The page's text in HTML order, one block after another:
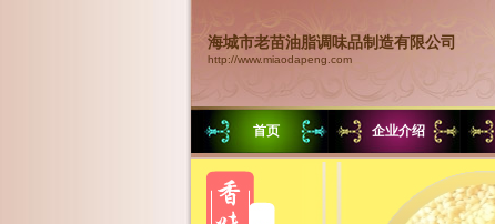
海城市老苗油脂调味品制造有限公司
http://www.miaodapeng.com
首页 企业介绍